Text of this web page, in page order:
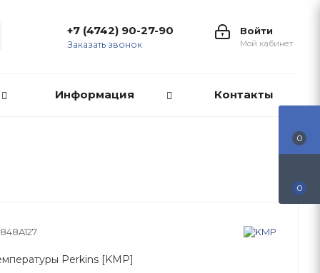
Войти
Мой кабинет
+7 (4742) 90-27-90
Заказать звонок
Информация Контакты
Perkins [KMP]
0
0